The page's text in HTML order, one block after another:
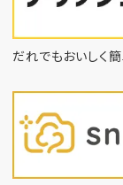
だれでもおいしく